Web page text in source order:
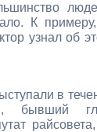
К
узнал об
в
бывший